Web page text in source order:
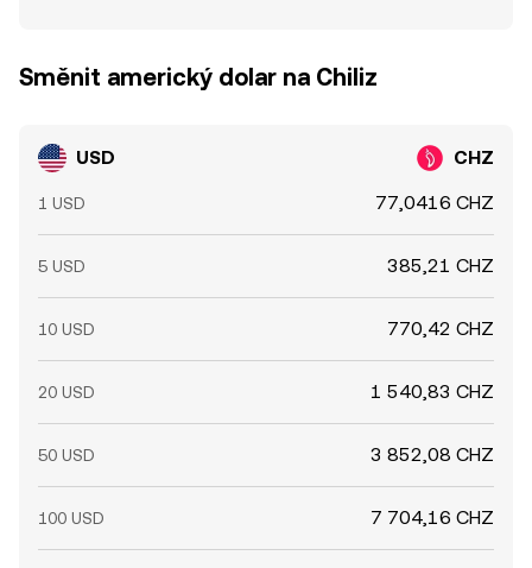
Směnit americký dolar na Chiliz
USD CHZ
1 USD 77,0416 CHZ
5 USD 385,21 CHZ
10 USD 770,42 CHZ
20 USD 1 540,83 CHZ
50 USD 3 852,08 CHZ
100 USD 7 704,16 CHZ